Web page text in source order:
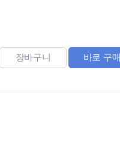
장바구니 바로 구매